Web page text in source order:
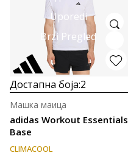
Uporedi
Brzi Pregled
Достапна боја:2
adidas Workout Essentials
Base
Машка маица
CLIMACOOL